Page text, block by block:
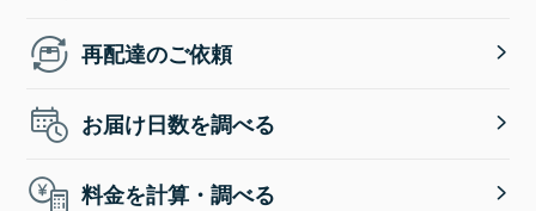
再配達のご依頼
お届け日数を調べる
料金を計算・調べる